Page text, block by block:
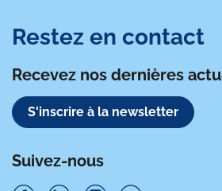
Restez en contact
Recevez nos dernières
S'inscrire à la newsletter
Suivez-nous